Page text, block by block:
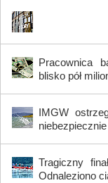
Pracownica
blisko pół
IMGW
niebezpiecznie
Tragiczny
Odnaleziono